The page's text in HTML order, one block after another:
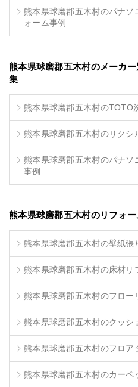
熊本県球磨郡五木村のパナソ
ォーム事例
熊本県球磨郡五木村のメーカ
集
熊本県球磨郡五木村のTOTO
熊本県球磨郡五木村のリクシ
熊本県球磨郡五木村のパナソ
事例
熊本県球磨郡五木村のリフォ
熊本県球磨郡五木村の壁紙張
熊本県球磨郡五木村の床材リ
熊本県球磨郡五木村のフロー
熊本県球磨郡五木村のクッシ
熊本県球磨郡五木村のフロア
熊本県球磨郡五木村のカーペ